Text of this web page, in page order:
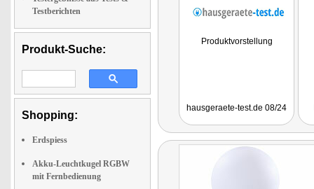
Testberichten
Produkt-Suche:
Shopping:
Erdspiess
Akku-Leuchtkugel RGBW
mit Fernbedienung
Produktvorstellung
hausgeraete-test.de 08/24